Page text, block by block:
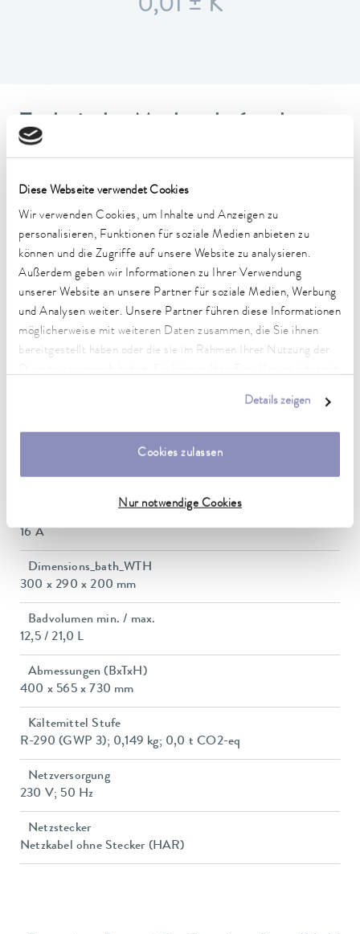
Diese Webseite verwendet Cookies
Wir verwenden Cookies, um Inhalte und Anzeigen zu
personalisieren, Funktionen für soziale Medien anbieten zu
können und die Zugriffe auf unsere Website zu analysieren.
Außerdem geben wir Informationen zu Ihrer Verwendung
unserer Website an unsere Partner für soziale Medien, Werbung
und Analysen weiter. Unsere Partner führen diese Informationen
möglicherweise mit weiteren Daten zusammen, die Sie ihnen
bereitgestellt haben oder die sie im Rahmen Ihrer Nutzung der
Details zeigen
Cookies zulassen
Nur notwendige Cookies
0,01 ± K
Technische Merkmale (nach
DIN 12876)
-45 ... 200 °C
Betriebstemperaturbereich
-45 ... 200 °C
Umgebungstemperaturbereich
5 ... 40 °C
Temperaturkonstanz
0,01 ± K
3,6 kW
3,7 kW
16 A
Dimensions_bath_WTH
300 x 290 x 200 mm
Badvolumen min. / max.
12,5 / 21,0 L
Abmessungen (BxTxH)
400 x 565 x 730 mm
Kältemittel Stufe
R-290 (GWP 3); 0,149 kg; 0,0 t CO2-eq
Netzversorgung
230 V; 50 Hz
Netzstecker
Netzkabel ohne Stecker (HAR)